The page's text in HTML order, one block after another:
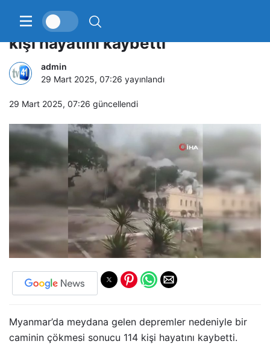
Myanmar’daki depremde 144
kişi hayatını kaybetti
admin
29 Mart 2025, 07:26 yayınlandı
29 Mart 2025, 07:26 güncellendi
Myanmar’da meydana gelen depremler nedeniyle bir
caminin çökmesi sonucu 114 kişi hayatını kaybetti.